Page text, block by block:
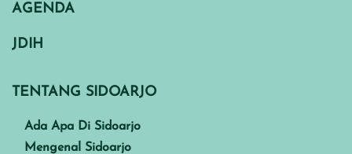
AGENDA
JDIH
TENTANG SIDOARJO
Ada Apa Di Sidoarjo
Mengenal Sidoarjo